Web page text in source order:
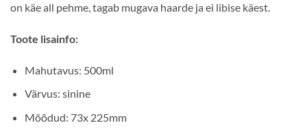
on käe all pehme, tagab mugava haarde ja ei libise käest.
Toote lisainfo:
Mahutavus: 500ml
Värvus: sinine
Mõõdud: 73x 225mm